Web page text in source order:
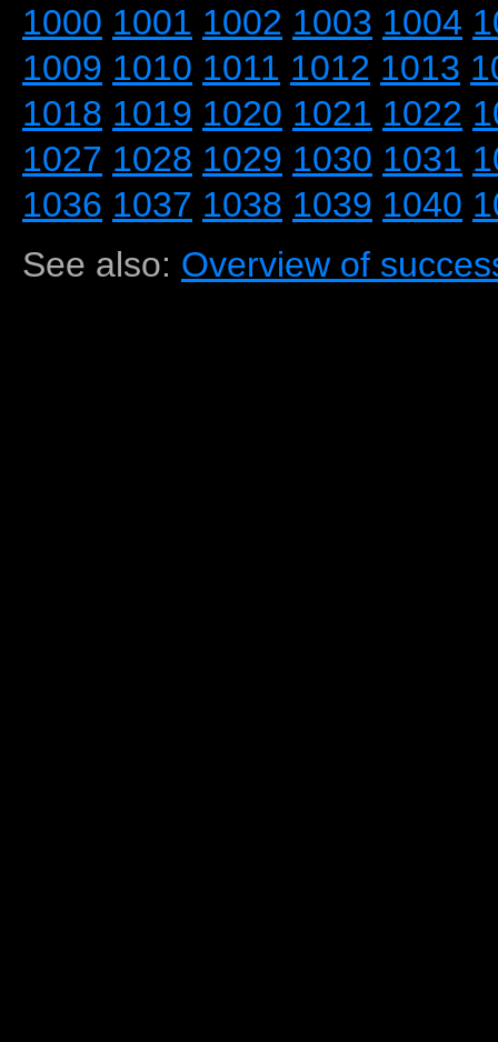
1000 1001 1002 1003 1004
1009 1010 1011 1012 1013
1018 1019 1020 1021 1022
1027 1028 1029 1030 1031
1036 1037 1038 1039 1040
See also: Overview of